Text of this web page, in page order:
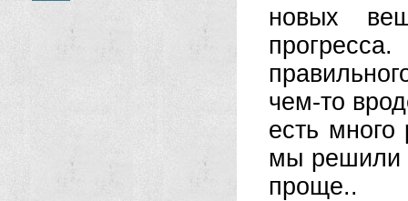
новых
чем-то
есть
мы решили
проще..